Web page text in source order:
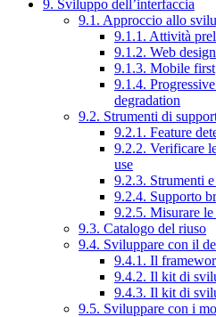
9. Sviluppo dell’interfaccia
9.1. Approccio allo
9.1.1. Attività
9.1.2. Web
9.1.3. Mobile first
9.1.4.
degradation
9.2. Strumenti di
9.2.1. Feature
9.2.2. Verificare
use
9.2.3. Strumenti
9.2.4. Supporto
9.2.5. Misurare le
9.3. Catalogo del riuso
9.4. Sviluppare con il
9.4.1. Il
9.4.2. Il kit di
9.4.3. Il kit di
9.5. Sviluppare con i